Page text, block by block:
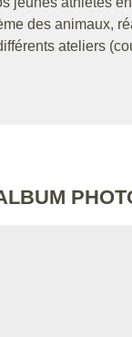
des animaux,
ateliers